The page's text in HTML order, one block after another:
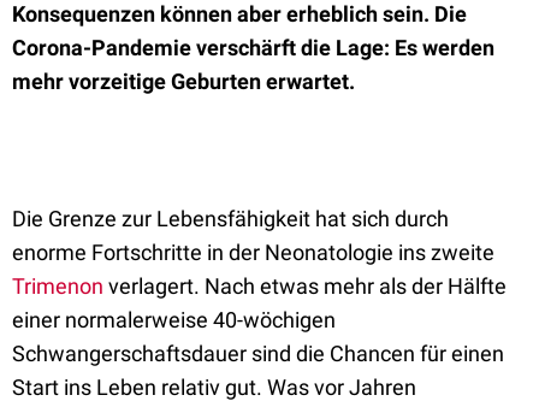
Konsequenzen können aber erheblich sein. Die
Corona-Pandemie verschärft die Lage: Es werden
mehr vorzeitige Geburten erwartet.
Die Grenze zur Lebensfähigkeit hat sich durch
enorme Fortschritte in der Neonatologie ins zweite
Trimenon verlagert. Nach etwas mehr als der Hälfte
einer normalerweise 40-wöchigen
Schwangerschaftsdauer sind die Chancen für einen
Start ins Leben relativ gut. Was vor Jahren